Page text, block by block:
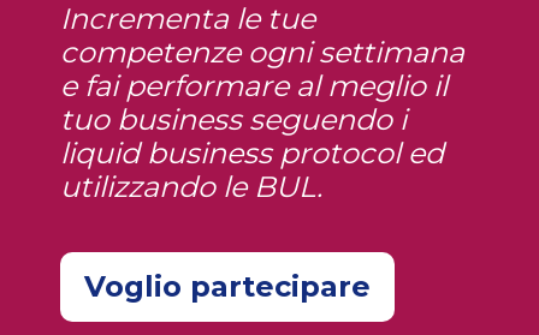
Incrementa le tue
competenze ogni settimana
e fai performare al meglio il
tuo business seguendo i
liquid business protocol ed
utilizzando le BUL.
Voglio partecipare